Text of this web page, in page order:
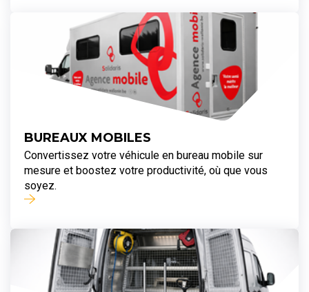
BUREAUX MOBILES
Convertissez votre véhicule en bureau mobile sur
mesure et boostez votre productivité, où que vous
soyez.